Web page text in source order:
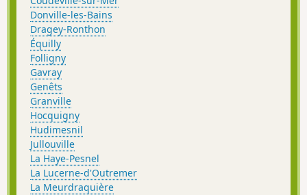
Donville-les-Bains
Dragey-Ronthon
Équilly
Folligny
Gavray
Genêts
Granville
Hocquigny
Hudimesnil
Jullouville
La Haye-Pesnel
La Lucerne-d'Outremer
La Meurdraquière